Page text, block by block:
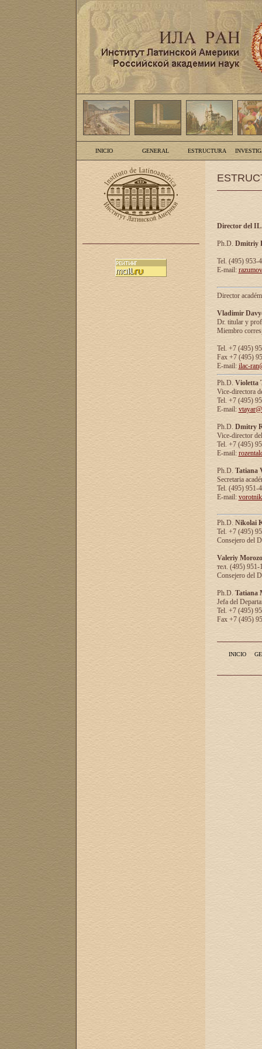
INICIO GENERAL ESTRUCTURA
Director del
Ph.D. Dmitriy
Tel. (495) 953-
E-mail:
Director
Vladimir
Dr. titular y
Miembro
Tel. +7 (495)
Fax +7 (495)
E-mail: ilac-
Ph.D. Violetta
Vice-directora
Tel. +7 (495)
E-mail:
Ph.D. Dmitry
Vice-director
Tel. +7 (495)
E-mail:
Ph.D. Tatiana
Secretaria
Tel. (495) 951-
E-mail:
Ph.D. Nikolai
Tel. +7 (495)
Consejero del
Valeriy
тел. (495) 951-
Consejero del
Ph.D. Tatiana
Jefa del
Tel. +7 (495)
Fax +7 (495)
INICIO